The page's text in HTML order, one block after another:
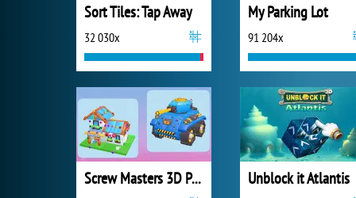
Sort Tiles: Tap Away
32 030x
My Parking Lot
91 204x
Screw Masters 3D Puzzle Unblock it Atlantis